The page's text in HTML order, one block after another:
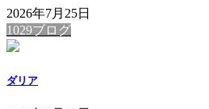
2026年7月25日
1029ブログ
ダリア